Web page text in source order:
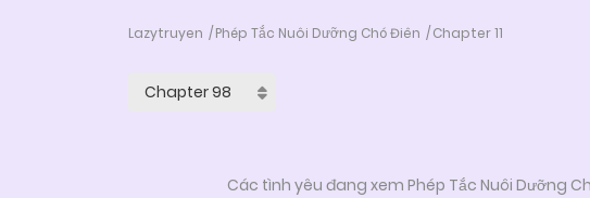
Lazytruyen Phép Tắc Nuôi Dưỡng Chó Điên Chapter 11
Các tình yêu đang xem Phép Tắc Nuôi Dưỡng